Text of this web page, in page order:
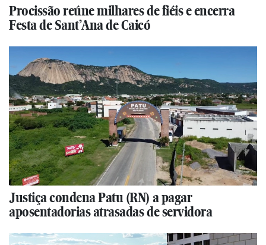
Procissão reúne milhares de fiéis e encerra
Festa de Sant’Ana de Caicó
Justiça condena Patu (RN) a pagar
aposentadorias atrasadas de servidora